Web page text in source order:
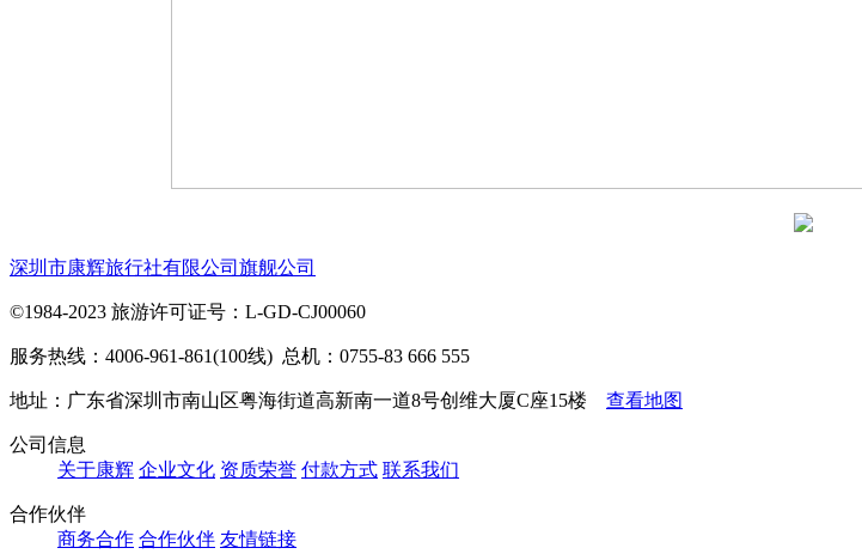
深圳市康辉旅行社有限公司旗舰公司
©1984-2023 旅游许可证号：L-GD-CJ00060
服务热线：4006-961-861(100线) 总机：0755-83 666 555
地址：广东省深圳市南山区粤海街道高新南一道8号创维大厦C座15楼 查看地图
公司信息
关于康辉 企业文化 资质荣誉 付款方式 联系我们
合作伙伴
商务合作 合作伙伴 友情链接